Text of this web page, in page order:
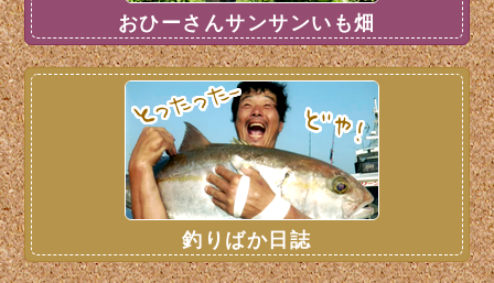
おひーさんサンサンいも畑
釣りばか日誌